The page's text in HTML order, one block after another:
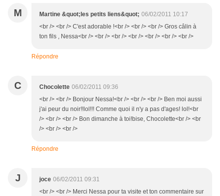
M Martine &quot;les petits liens&quot; 06/02/2011 10:17
<br /> <br /> C'est adorable !<br /> <br /> <br /> Gros câlin à
ton fils , Nessa<br /> <br /> <br /> <br /> <br /> <br /> <br />
Répondre
C Chocolette 06/02/2011 09:36
<br /> <br /> Bonjour Nessa!<br /> <br /> <br /> Ben moi aussi
j'ai peur du noir!!lol!!! Comme quoi il n'y a pas d'ages! lol!<br
/> <br /> <br /> Bon dimanche à toi!bise, Chocolette<br /> <br
/> <br /> <br />
Répondre
J joce 06/02/2011 09:31
<br /> <br /> Merci Nessa pour ta visite et ton commentaire sur